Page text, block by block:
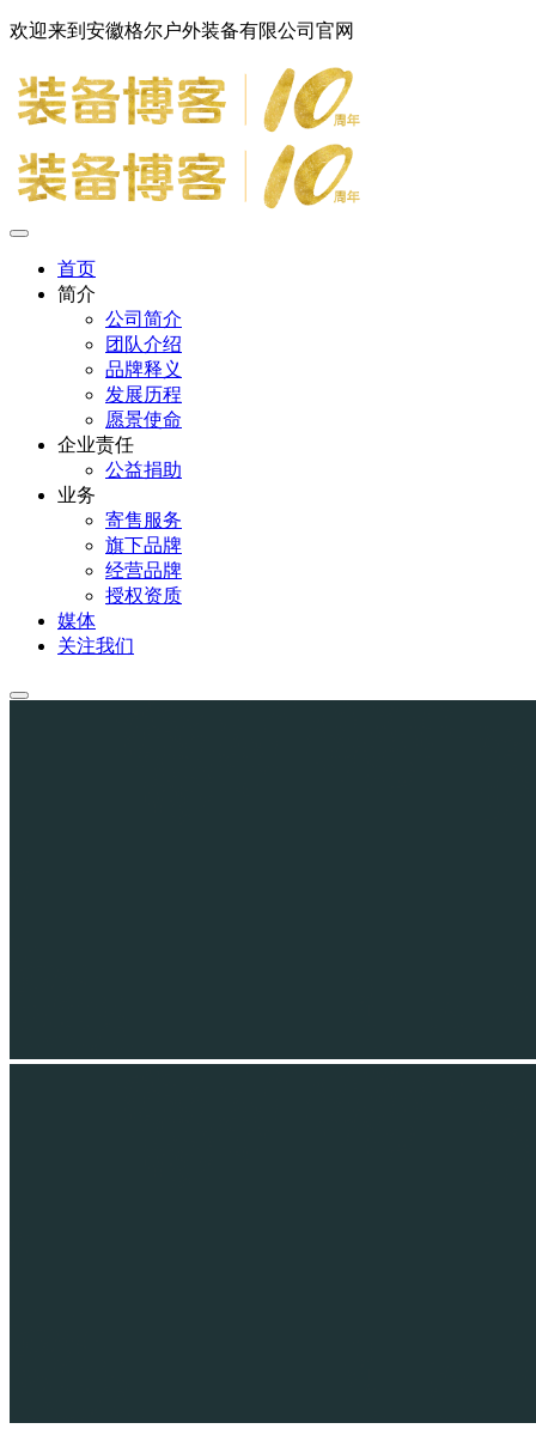
欢迎来到安徽格尔户外装备有限公司官网
首页
简介
公司简介
团队介绍
品牌释义
发展历程
愿景使命
企业责任
公益捐助
业务
寄售服务
旗下品牌
经营品牌
授权资质
媒体
关注我们